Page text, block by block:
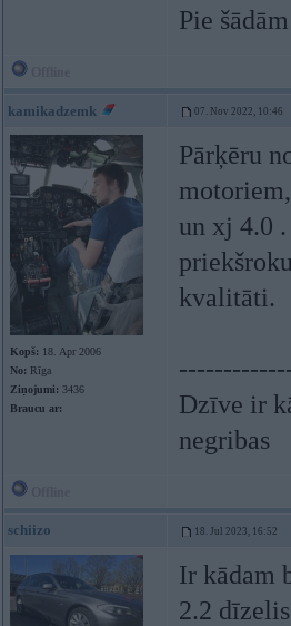
Pie
kamikadzemk 07. Nov 2022, 10:46
Kopš: 18. Apr 2006
No: Rīga
Ziņojumi: 3436
Braucu ar:
Pārķēru
un xj 4.0
kvalitāti.
Dzīve ir
negribas
schiizo 18. Jul 2023, 16:52
Ir kādam
2.2